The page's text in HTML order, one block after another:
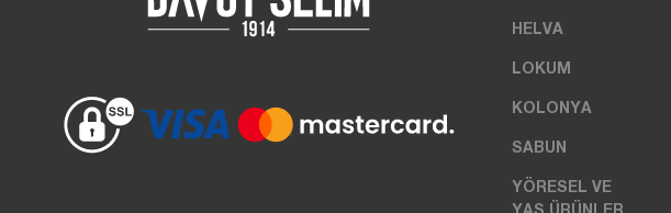
HELVA
LOKUM
KOLONYA
SABUN
YÖRESEL VE